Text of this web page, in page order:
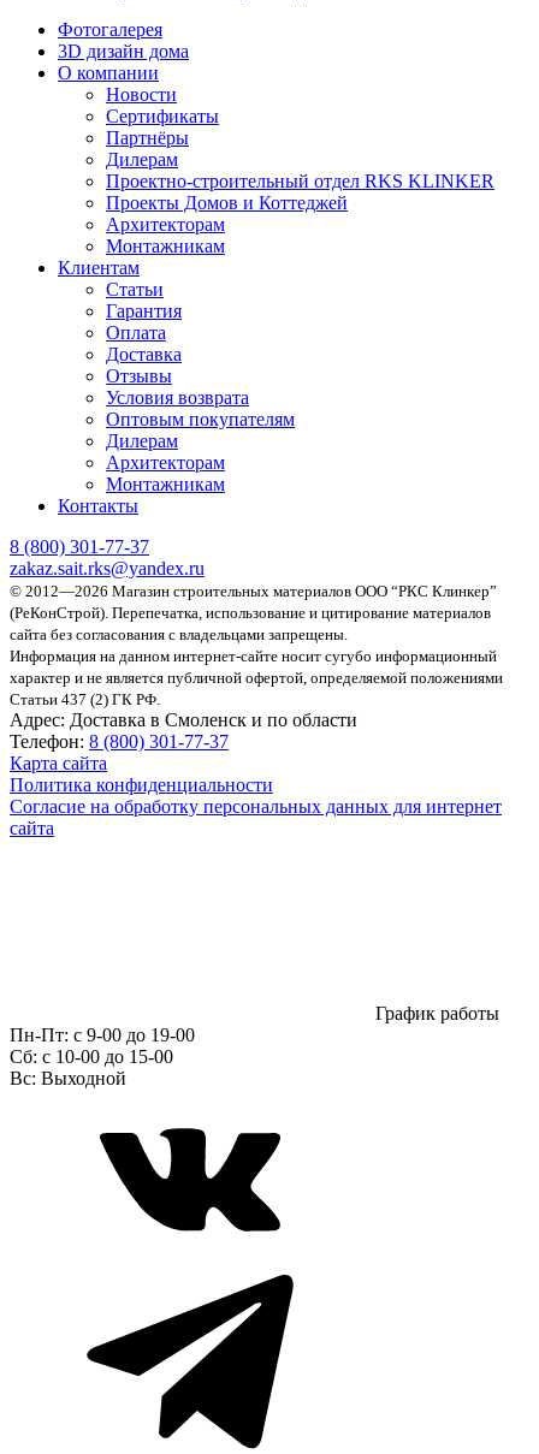
Фотогалерея
3D дизайн дома
О компании
Новости
Сертификаты
Партнёры
Дилерам
Проектно-строительный отдел RKS KLINKER
Проекты Домов и Коттеджей
Архитекторам
Монтажникам
Клиентам
Статьи
Гарантия
Оплата
Доставка
Отзывы
Условия возврата
Оптовым покупателям
Дилерам
Архитекторам
Монтажникам
Контакты
8 (800) 301-77-37
zakaz.sait.rks@yandex.ru
© 2012—2026 Магазин строительных материалов ООО “РКС Клинкер”
(РеКонСтрой). Перепечатка, использование и цитирование материалов
сайта без согласования с владельцами запрещены.
Информация на данном интернет-сайте носит сугубо информационный
характер и не является публичной офертой, определяемой положениями
Статьи 437 (2) ГК РФ.
Адрес: Доставка в Смоленск и по области
Телефон: 8 (800) 301-77-37
Карта сайта
Политика конфиденциальности
Согласие на обработку персональных данных для интернет
сайта
График работы
Пн-Пт: с 9-00 до 19-00
Сб: c 10-00 до 15-00
Вс: Выходной